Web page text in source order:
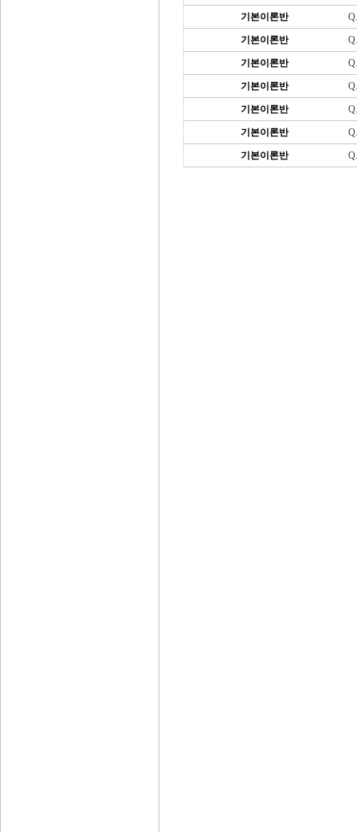
기본이론반
기본이론반
기본이론반
기본이론반
기본이론반
기본이론반
기본이론반